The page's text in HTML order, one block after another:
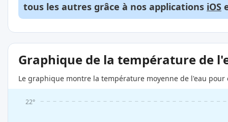
tous les autres grâce à nos applications iOS
Graphique de la température de
Le graphique montre la température moyenne de l'eau
22°